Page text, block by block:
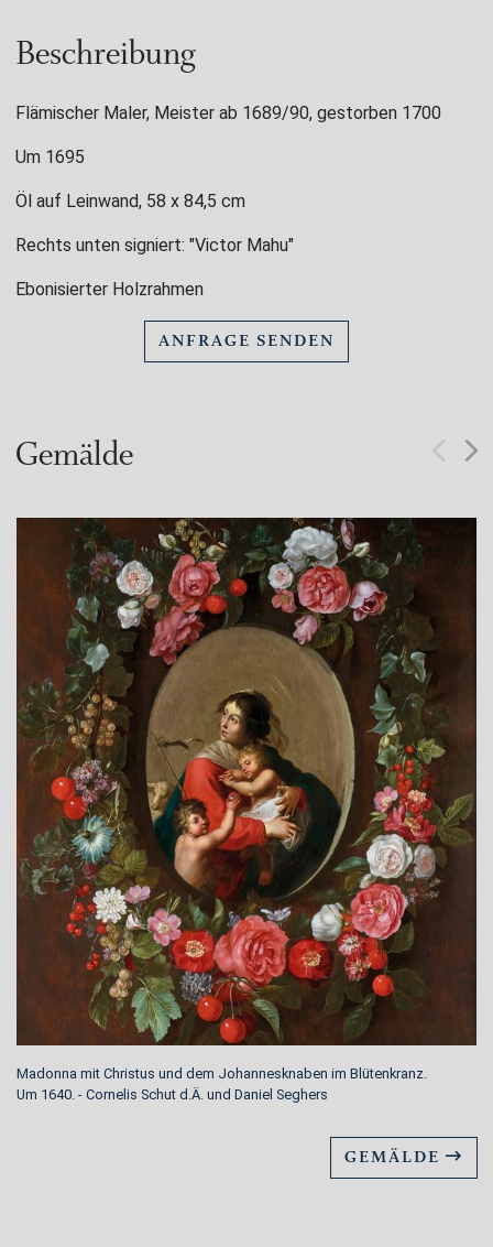
Beschreibung
Flämischer Maler, Meister ab 1689/90, gestorben 1700
Um 1695
Öl auf Leinwand, 58 x 84,5 cm
Rechts unten signiert: "Victor Mahu"
Ebonisierter Holzrahmen
ANFRAGE SENDEN
Gemälde
Madonna mit Christus und dem Johannesknaben im Blütenkranz.
Um 1640. - Cornelis Schut d.Ä. und Daniel Seghers
GEMÄLDE